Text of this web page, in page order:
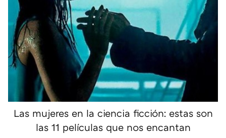
Las mujeres en la ciencia ficción: estas son
las 11 películas que nos encantan